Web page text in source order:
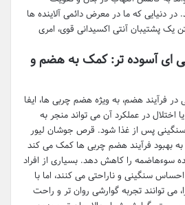
در دنیایی که ما در معرض دائمی آلاینده ها
یک پشتیبان آنتی اکسیدانی قوی، امری
ای آسوده تر: کمک به هضم و
فرآیند هضم، به ویژه هضم چربی ها، ایفا
در عملکرد آن می تواند منجر به
پس از غذا شود. قرص جوشان لیور
به بهبود فرآیند هضم چربی ها کمک می کند
سوءهاضمه را کاهش دهد. بسیاری از افراد
سنگینی و ناراحتی می کنند، اما با
می توانند تجربه گوارشی روان تر و راحت